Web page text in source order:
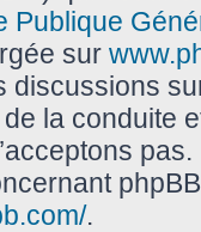
Publique
sur
discussions
la conduite
.